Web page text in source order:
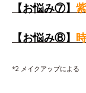
【お悩み⑦】
【お悩み⑧】
*2 メイクアップによる